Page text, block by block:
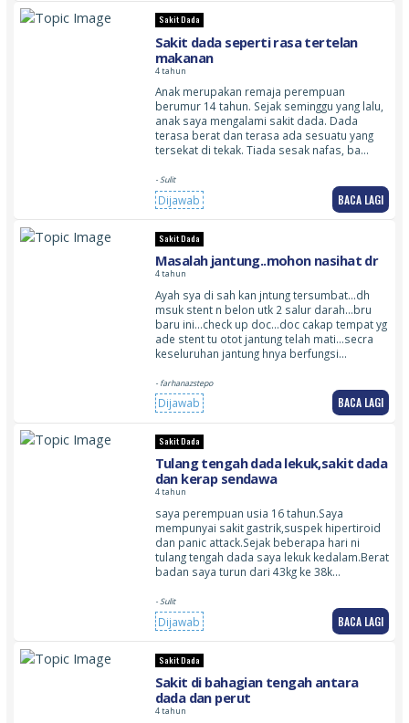
Sakit Dada
Sakit dada seperti rasa tertelan
makanan
4 tahun
Anak merupakan remaja perempuan
berumur 14 tahun. Sejak seminggu yang lalu,
anak saya mengalami sakit dada. Dada
terasa berat dan terasa ada sesuatu yang
tersekat di tekak. Tiada sesak nafas, ba…
- Sulit
Dijawab BACA LAGI
Sakit Dada
Masalah jantung..mohon nasihat dr
4 tahun
Ayah sya di sah kan jntung tersumbat…dh
msuk stent n belon utk 2 salur darah…bru
baru ini…check up doc…doc cakap tempat yg
ade stent tu otot jantung telah mati…secra
keseluruhan jantung hnya berfungsi…
- farhanazstepo
Dijawab BACA LAGI
Sakit Dada
Tulang tengah dada lekuk,sakit dada
dan kerap sendawa
4 tahun
saya perempuan usia 16 tahun.Saya
mempunyai sakit gastrik,suspek hipertiroid
dan panic attack.Sejak beberapa hari ni
tulang tengah dada saya lekuk kedalam.Berat
badan saya turun dari 43kg ke 38k…
- Sulit
Dijawab BACA LAGI
Sakit Dada
Sakit di bahagian tengah antara
dada dan perut
4 tahun